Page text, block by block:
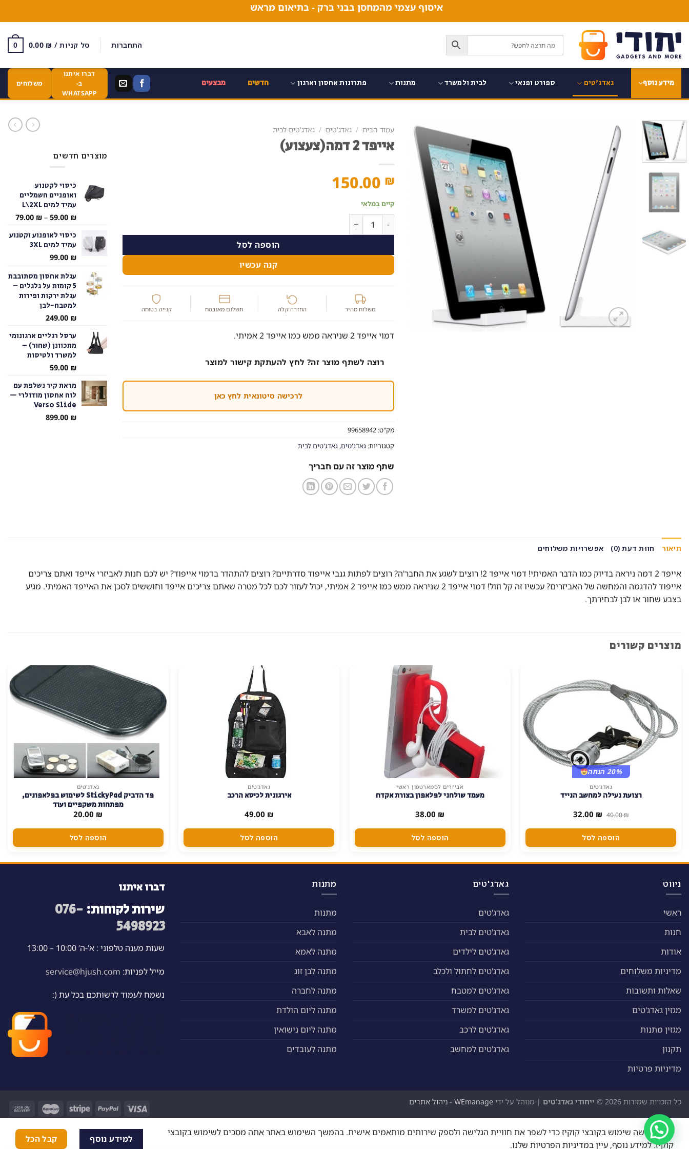
content
איסוף עצמי מהמחסן בבני ברק - בתיאום מראש
התחברות סל קניות / 0.00 ₪
0
מידע נוסף גאדג'טים ספורט ופנאי לבית ולמשרד מתנות פתרונות אחסון וארגון חדשים מבצעים
דברו איתנו
ב-
WHATSAPP
משלוחים
עמוד הבית / גאדג'טים / גאדג'טים לבית
אייפד 2 דמה(צעצוע)
150.00 ₪
קיים במלאי
כמות של אייפד 2 דמה(צעצוע)
הוספה לסל
קנה עכשיו
משלוח מהיר החזרה קלה תשלום מאובטח קנייה בטוחה
דמוי אייפד 2 שניראה ממש כמו אייפד 2 אמיתי.
רוצה לשתף מוצר זה? לחץ להעתקת קישור למוצר
לרכישה סיטונאית לחץ כאן
מק"ט: 99658942
קטגוריות: גאדג'טים, גאדג'טים לבית
שתף מוצר זה עם חבריך
מוצרים חדשים
כיסוי לקטנוע
ואופניים חשמליים
עמיד למים L\2XL
59.00 ₪
–
79.00 ₪
טווח
כיסוי לאופנוע וקטנוע
עמיד למים 3XL
99.00 ₪
עגלת אחסון מסתובבת
5 קומות על גלגלים –
עגלת ירקות ופירות
למטבח-לבן
249.00 ₪
ערסל רגליים ארגונומי
מתכוונן (שחור) –
למשרד ולטיסות
59.00 ₪
מראת קיר נשלפת עם
לוח אחסון מודולרי —
Verso Slide
899.00 ₪
תיאור חוות דעת (0) אפשרויות משלוחים
אייפד 2 דמה ניראה בדיוק כמו הדבר האמיתי! דמוי אייפד 2! רוצים לשגע את החבר'ה? רוצים לפתות גנבי אייפוד סדרתיים? רוצים להתהדר בדמוי אייפוד? יש לכם חנות לאביזרי אייפד ואתם צריכים
אייפוד להדגמה והמחשה של האביזרים? עכשיו זה קל וזול! דמוי אייפד 2 שניראה ממש כמו אייפד 2 אמיתי, יכול לעזור לכם לכל מטרה שאתם צריכים אייפד וחוששים לסכן את האייפד האמיתי. מגיע
בצבע שחור או לבן לבחירתך.
מוצרים קשורים
20% הנחה
גאדג'טים
רצועת נעילה למחשב הנייד
40.00₪ המחיר
היה:
40.00 ₪.
32.00 ₪ המחיר
הוא:
הוספה לסל
אביזרים לסמארטפון ראשי
מעמד שולחני לפלאפון בצורת אקדח
38.00 ₪
הוספה לסל
גאדג'טים
אירגונית לכיסא הרכב
49.00 ₪
הוספה לסל
גאדג'טים
פד הדביק StickyPad לשימוש בפלאפונים,
מפתחות משקפיים ועוד
20.00 ₪
הוספה לסל
ניווט
ראשי
חנות
אודות
מדיניות משלוחים
שאלות ותשובות
מגזין גאדג'טים
מגזין מתנות
תקנון
מדיניות פרטיות
גאדג'טים
גאדג'טים
גאדג'טים לבית
גאדג'טים לילדים
גאדג'טים לחתול ולכלב
גאדג'טים למטבח
גאדג'טים למשרד
גאדג'טים לרכב
גאדג'טים למחשב
מתנות
מתנות
מתנה לאבא
מתנה לאמא
מתנה לבן זוג
מתנה לחברה
מתנה ליום הולדת
מתנה ליום נישואין
מתנה לעובדים
דברו איתנו
שירות לקוחות: 076-
5498923
שעות מענה טלפוני : א’-ה’ 10:00 – 13:00
מייל לפניות: service@hjush.com
נשמח לעמוד לרשותכם בכל עת (:
כל הזכויות שמורות 2026 © ייחודי גאדג'טים | מנוהל על ידי WEmanage - ניהול אתרים
האתר עושה שימוש בקובצי קוקיז כדי לשפר את חוויית הגלישה ולספק שירותים מותאמים אישית. בהמשך השימוש באתר אתה מסכים לשימוש בקובצי
קוקיז. למידע נוסף, עיין במדיניות הפרטיות שלנו.
למידע נוסף קבל הכל